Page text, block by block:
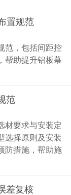
置规范
范，包括间距控
帮助提升铝板幕
范
材要求与安装定
选择原则及安装
防措施，帮助施
差复核